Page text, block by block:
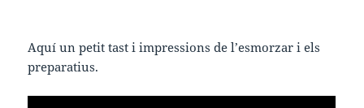
Aquí un petit tast i impressions de l’esmorzar i els
preparatius.